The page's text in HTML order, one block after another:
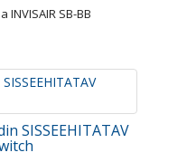
SB-BB
SISSEEHITATAV